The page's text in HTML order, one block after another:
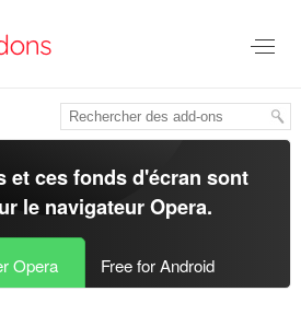
et ces fonds d'écran sont
le navigateur Opera.
Opera Free for Android